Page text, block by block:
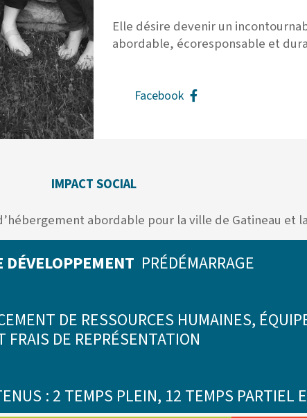
Elle désire devenir un
abordable, écoresponsable et
Facebook
IMPACT SOCIAL
abordable pour la ville de Gatineau et
DÉVELOPPEMENT PRÉDÉMARRAGE
DE RESSOURCES HUMAINES,
FRAIS DE REPRÉSENTATION
: 2 TEMPS PLEIN, 12 TEMPS PARTIEL